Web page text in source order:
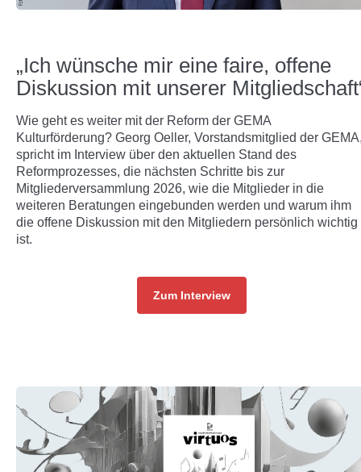
„Ich wünsche mir eine faire, offene
Diskussion mit unserer
Wie geht es weiter mit der Reform der GEMA
Kulturförderung? Georg Oeller, Vorstandsmitglied der
spricht im Interview über den aktuellen Stand des
Reformprozesses, die nächsten Schritte bis zur
Mitgliederversammlung 2026, wie die Mitglieder in die
weiteren Beratungen eingebunden werden und warum ihm
die offene Diskussion mit den Mitgliedern persönlich wichtig
ist.
Zum Interview